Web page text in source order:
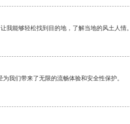
我能够轻松找到目的地，了解当地的风土人情。
我们带来了无限的流畅体验和安全性保护。